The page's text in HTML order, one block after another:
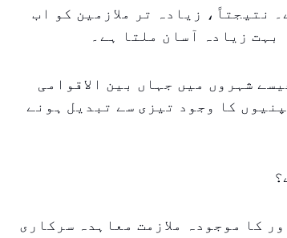
نتیجتاً، زیادہ تر ملازمین کو اب
بہت زیادہ آسان ملتا ہے۔
شہروں میں جہاں بین الاقوامی
کا وجود تیزی سے تبدیل ہونے
کا موجودہ ملازمت معاہدہ سرکاری